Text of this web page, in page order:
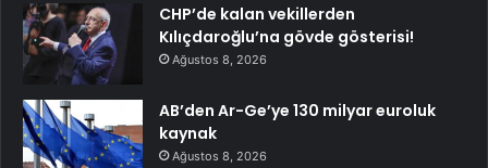
CHP’de kalan vekillerden
Kılıçdaroğlu’na gövde gösterisi!
Ağustos 8, 2026
AB’den Ar-Ge’ye 130 milyar euroluk
kaynak
Ağustos 8, 2026